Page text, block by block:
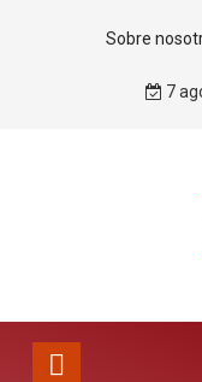
Sobre
7